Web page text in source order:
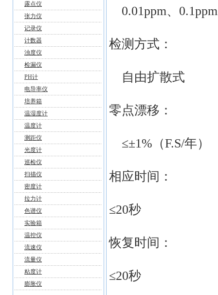
露点仪
张力仪
记录仪
计数器
浊度仪
检漏仪
PH计
电导率仪
培养箱
温湿度计
温度计
测距仪
光度计
巡检仪
扫描仪
密度计
拉力计
色谱仪
实验箱
温控仪
流速仪
流量仪
粘度计
膨胀仪
0.01ppm、
检测方式：
自由扩散式
零点漂移：
≤±1%（F.S/年）
相应时间：
≤20秒
恢复时间：
≤20秒